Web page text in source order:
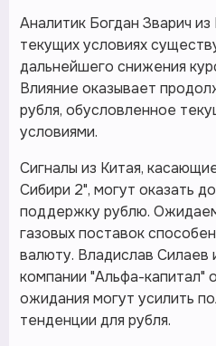
Аналитик Богдан Зварич
текущих условиях
дальнейшего снижения
Влияние оказывает
рубля, обусловленное
условиями.
Сигналы из Китая,
Сибири 2", могут оказать
поддержку рублю.
газовых поставок
валюту. Владислав Силаев
компании "Альфа-капитал"
ожидания могут усилить
тенденции для рубля.